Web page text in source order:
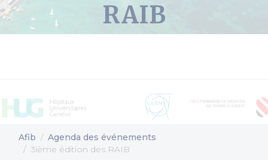
RAIB
Afib
Agenda des événements
3ième édition des RAIB